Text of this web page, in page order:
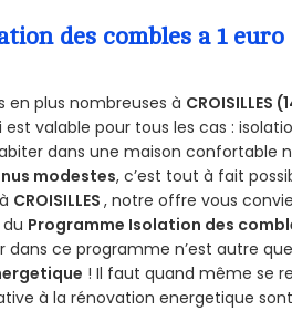
des combles a 1 euro
en plus nombreuses à CROISILLES
valable pour tous les cas :
dans une maison confortable
modestes, c’est tout à fait
CROISILLES, notre offre vous
du Programme Isolation des
dans ce programme n’est autre que
! Il faut quand même se
à la rénovation energetique